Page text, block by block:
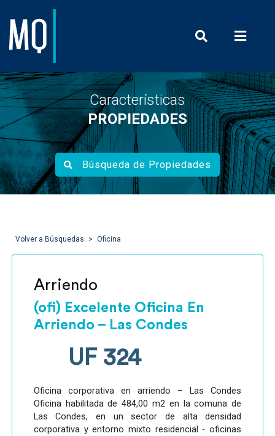
Características
PROPIEDADES
Búsqueda de Propiedades
Volver a Búsquedas Oficina
Arriendo
(ofi) Excelente Oficina En
Arriendo – Las Condes
UF 324
Oficina corporativa en arriendo – Las Condes
Oficina habilitada de 484,00 m2 en la comuna de
Las Condes, en un sector de alta densidad
corporativa y entorno mixto residencial - oficinas